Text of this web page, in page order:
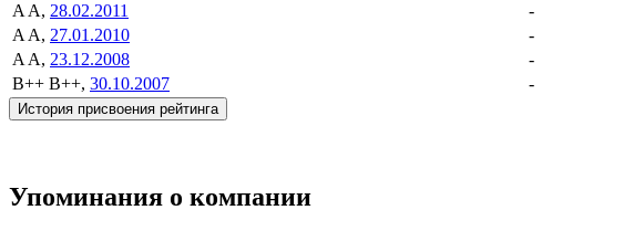
A A, 28.02.2011 -
A A, 27.01.2010 -
A A, 23.12.2008 -
B++ B++, 30.10.2007 -
История присвоения рейтинга
Упоминания о компании